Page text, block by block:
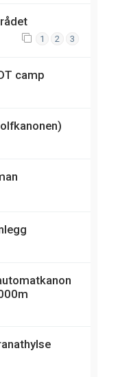
1 2 3
camp